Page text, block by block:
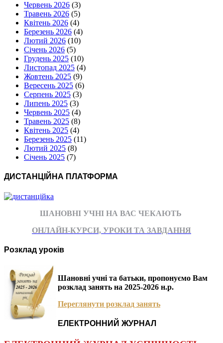
Червень 2026 (3)
Травень 2026 (5)
Квітень 2026 (4)
Березень 2026 (4)
Лютий 2026 (10)
Січень 2026 (5)
Грудень 2025 (10)
Листопад 2025 (4)
Жовтень 2025 (9)
Вересень 2025 (6)
Серпень 2025 (3)
Липень 2025 (3)
Червень 2025 (4)
Травень 2025 (8)
Квітень 2025 (4)
Березень 2025 (11)
Лютий 2025 (8)
Січень 2025 (7)
ДИСТАНЦІЙНА ПЛАТФОРМА
ШАНОВНІ УЧНІ НА ВАС ЧЕКАЮТЬ
ОНЛАЙН-КУРСИ, УРОКИ ТА ЗАВДАННЯ
Розклад уроків
Шановні учні та батьки, пропонуємо Вам
розклад занять на 2025-2026 н.р.
Переглянути розклад занять
ЕЛЕКТРОННИЙ ЖУРНАЛ